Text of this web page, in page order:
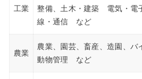
工業
整備、土木・建築 電気・電
線・通信 など
農業
農業、園芸、畜産、造園、バ
動物管理 など